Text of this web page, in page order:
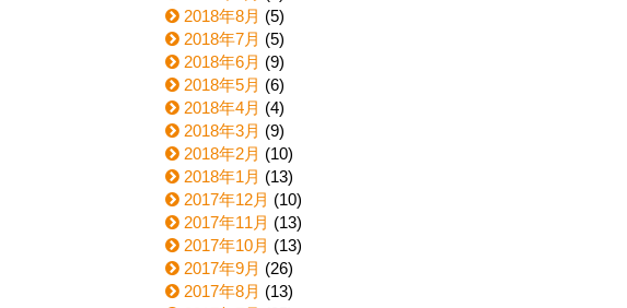
2018年8月 (5)
2018年7月 (5)
2018年6月 (9)
2018年5月 (6)
2018年4月 (4)
2018年3月 (9)
2018年2月 (10)
2018年1月 (13)
2017年12月 (10)
2017年11月 (13)
2017年10月 (13)
2017年9月 (26)
2017年8月 (13)